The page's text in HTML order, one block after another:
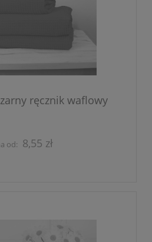
ręcznik waflowy
od: 8,55 zł